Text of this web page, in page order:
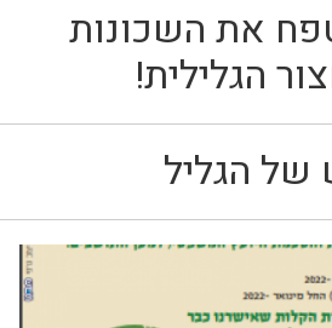
את השכונות
הגלילית!
הגליל